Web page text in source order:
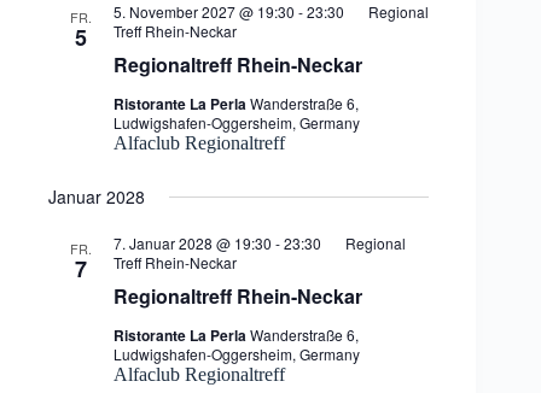
FR.
5
Regionaltreff Rhein-Neckar
5. November 2027 @ 19:30 -23:30
Regional
Treff Rhein-Neckar
Ristorante La PerlaWanderstraße 6,
Ludwigshafen-Oggersheim, Germany
Alfaclub Regionaltreff
Januar 2028
FR.
7
Regionaltreff Rhein-Neckar
7. Januar 2028 @ 19:30 -23:30
Regional
Treff Rhein-Neckar
Ristorante La PerlaWanderstraße 6,
Ludwigshafen-Oggersheim, Germany
Alfaclub Regionaltreff